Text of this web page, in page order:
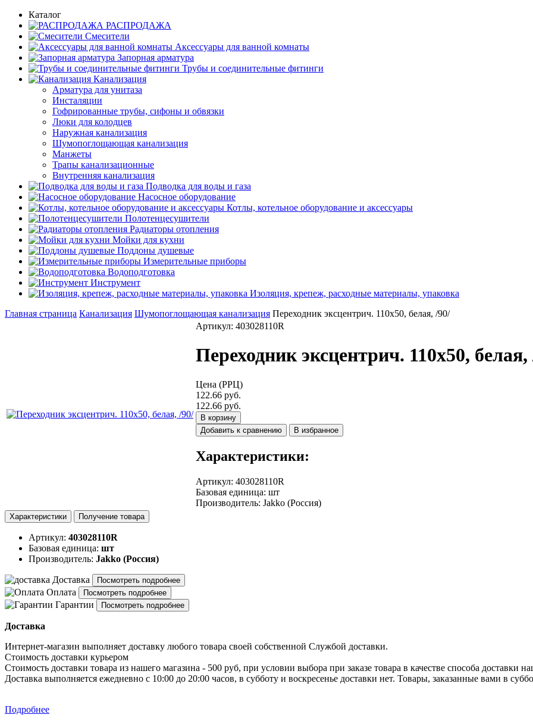
Каталог
РАСПРОДАЖА
Смесители
Аксессуары для ванной комнаты
Запорная арматура
Трубы и соединительные фитинги
Канализация
Арматура для унитаза
Инсталяции
Гофрированные трубы, сифоны и обвязки
Люки для колодцев
Наружная канализация
Шумопоглощающая канализация
Манжеты
Трапы канализационные
Внутренняя канализация
Подводка для воды и газа
Насосное оборудование
Котлы, котельное оборудование и аксессуары
Полотенцесушители
Радиаторы отопления
Мойки для кухни
Поддоны душевые
Измерительные приборы
Водоподготовка
Инструмент
Изоляция, крепеж, расходные материалы, упаковка
Главная страница Канализация Шумопоглощающая канализация Переходник эксцентрич. 110х50, белая, /90/
Артикул: 403028110R
Переходник эксцентрич. 110х50, белая,
Цена (РРЦ)
122.66 руб.
122.66 руб.
В корзину
Добавить к сравнению
В избранное
Характеристики:
Артикул: 403028110R
Базовая единица: шт
Производитель: Jakko (Россия)
Характеристики Получение товара
Артикул: 403028110R
Базовая единица: шт
Производитель: Jakko (Россия)
Доставка Посмотреть подробнее
Оплата Посмотреть подробнее
Гарантии Посмотреть подробнее
Доставка
Интернет-магазин выполняет доставку любого товара своей собственной Службой доставки.
Стоимость доставки курьером
Стоимость доставки товара из нашего магазина - 500 руб, при условии выбора при заказе товара в качестве способа доставки
Доставка выполняется ежедневно с 10:00 до 20:00 часов, в субботу и воскресенье доставки нет. Товары, заказанные вами в
Подробнее